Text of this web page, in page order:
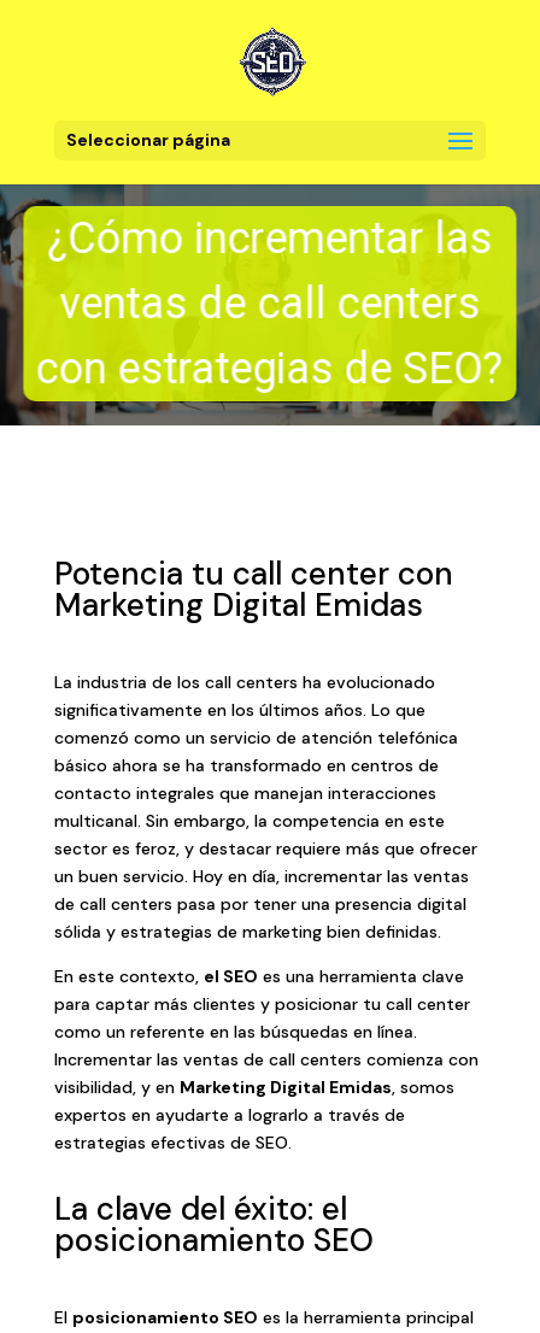
Seleccionar página
¿Cómo incrementar las
ventas de call centers
con estrategias de SEO?
Potencia tu call center con
Marketing Digital Emidas
La industria de los call centers ha evolucionado
significativamente en los últimos años. Lo que
comenzó como un servicio de atención telefónica
básico ahora se ha transformado en centros de
contacto integrales que manejan interacciones
multicanal. Sin embargo, la competencia en este
sector es feroz, y destacar requiere más que ofrecer
un buen servicio. Hoy en día, incrementar las ventas
de call centers pasa por tener una presencia digital
sólida y estrategias de marketing bien definidas.
En este contexto, el SEO es una herramienta clave
para captar más clientes y posicionar tu call center
como un referente en las búsquedas en línea.
Incrementar las ventas de call centers comienza con
visibilidad, y en Marketing Digital Emidas, somos
expertos en ayudarte a lograrlo a través de
estrategias efectivas de SEO.
La clave del éxito: el
posicionamiento SEO
El posicionamiento SEO es la herramienta principal